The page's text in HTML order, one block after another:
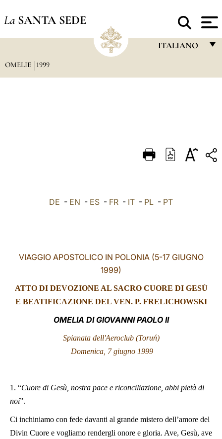
La SANTA SEDE
ITALIANO
DEUTSCH
العربيّة
OMELIE 1999
DE - EN - ES - FR - IT - PL - PT
VIAGGIO APOSTOLICO IN POLONIA (5-17 GIUGNO
1999)
ATTO DI DEVOZIONE AL SACRO CUORE DI GESÙ
E BEATIFICAZIONE DEL VEN. P. FRELICHOWSKI
OMELIA DI GIOVANNI PAOLO II
Spianata dell'Aeroclub (Toruń)
Domenica, 7 giugno 1999
1. “Cuore di Gesù, nostra pace e riconciliazione, abbi pietà di
noi”.
Ci inchiniamo con fede davanti al grande mistero dell’amore del
Divin Cuore e vogliamo rendergli onore e gloria. Ave, Gesù, ave